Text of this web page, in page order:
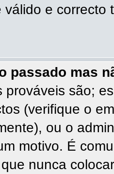
válido e correcto
passado mas
prováveis são;
(verifique o
ou o
motivo. É
nunca